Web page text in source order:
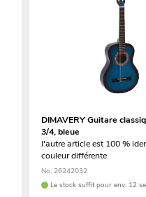
DIMAVERY Guitare
3/4, bleue
l'autre article est 100 %
couleur différente
No. 26242032
Le stock suffit pour env. 12